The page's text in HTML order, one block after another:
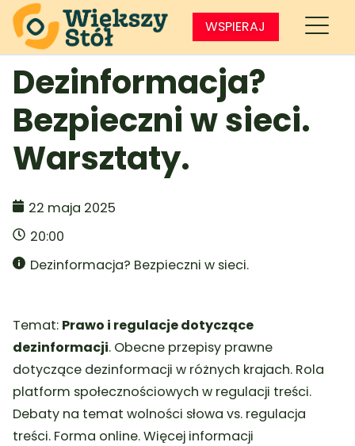
WSPIERAJ
Dezinformacja?
Bezpieczni w sieci.
Warsztaty.
22 maja 2025
20:00
Dezinformacja? Bezpieczni w sieci.
Temat: Prawo i regulacje dotyczące
dezinformacji. Obecne przepisy prawne
dotyczące dezinformacji w różnych krajach. Rola
platform społecznościowych w regulacji treści.
Debaty na temat wolności słowa vs. regulacja
treści. Forma online. Więcej informacji